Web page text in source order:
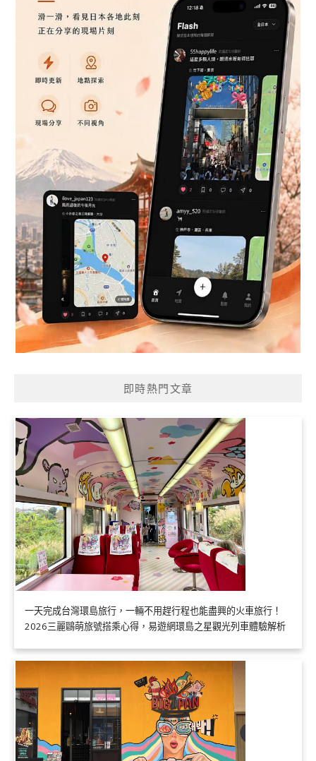
即時熱門文章
一天完成台灣環島旅行，一輛不用趕行程也能盡興的火車旅行！
2026三麗鷗萌旅號搭乘心得，易遊網環島之星觀光列車體驗解析